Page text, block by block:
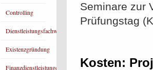
Seminare zur
Prüfungstag
Kosten:
Controlling
Dienstleistungsfachwirt
Existenzgründung
Finanzdienstleistungen